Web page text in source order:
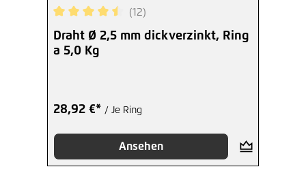
Durchschnittliche Bewertung von 4.58 von 5
(12)
Draht Ø 2,5 mm dickverzinkt, Ring
a 5,0 Kg
28,92 €* / Je Ring
Ansehen